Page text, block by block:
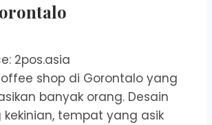
2pos.asia
shop di Gorontalo yang
banyak orang. Desain
tempat yang asik